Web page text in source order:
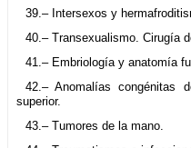
39.– Intersexos y
40.– Transexualismo. Cirugía
41.– Embriología y anatomía
42.– Anomalías congénitas
superior.
43.– Tumores de la mano.